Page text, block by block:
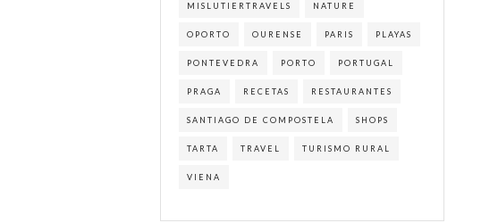
MISLUTIERTRAVELS NATURE
OPORTO OURENSE PARIS PLAYAS
PONTEVEDRA PORTO PORTUGAL
PRAGA RECETAS RESTAURANTES
SANTIAGO DE COMPOSTELA SHOPS
TARTA TRAVEL TURISMO RURAL
VIENA